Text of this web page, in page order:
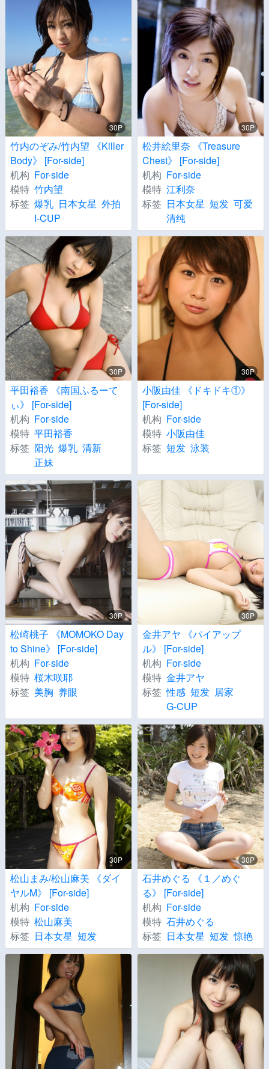
30P
竹内のぞみ/竹内望 《Killer
Body》 [For-side]
机构 For-side
模特 竹内望
标签 爆乳 日本女星 外拍
I-CUP
30P
松井絵里奈 《Treasure
Chest》 [For-side]
机构 For-side
模特 江利奈
标签 日本女星 短发 可爱
清纯
30P
平田裕香 《南国ふるーて
ぃ》 [For-side]
机构 For-side
模特 平田裕香
标签 阳光 爆乳 清新
正妹
30P
小阪由佳 《ドキドキ①》
[For-side]
机构 For-side
模特 小阪由佳
标签 短发 泳装
30P
松崎桃子 《MOMOKO Day
to Shine》 [For-side]
机构 For-side
模特 桜木咲耶
标签 美胸 养眼
30P
金井アヤ 《パイアップ
ル》 [For-side]
机构 For-side
模特 金井アヤ
标签 性感 短发 居家
G-CUP
30P
松山まみ/松山麻美 《ダイ
ヤルM》 [For-side]
机构 For-side
模特 松山麻美
标签 日本女星 短发
30P
石井めぐる 《１／めぐ
る》 [For-side]
机构 For-side
模特 石井めぐる
标签 日本女星 短发 惊艳